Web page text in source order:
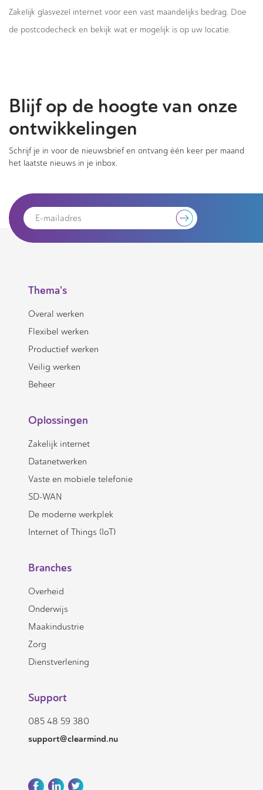
Zakelijk glasvezel internet voor een vast maandelijks bedrag. Doe
de postcodecheck en bekijk wat er mogelijk is op uw locatie.
Blijf op de hoogte van onze
ontwikkelingen
Schrijf je in voor de nieuwsbrief en ontvang één keer per maand
het laatste nieuws in je inbox.
Thema's
Overal werken
Flexibel werken
Productief werken
Veilig werken
Beheer
Oplossingen
Zakelijk internet
Datanetwerken
Vaste en mobiele telefonie
SD-WAN
De moderne werkplek
Internet of Things (IoT)
Branches
Overheid
Onderwijs
Maakindustrie
Zorg
Dienstverlening
Support
085 48 59 380
support@clearmind.nu